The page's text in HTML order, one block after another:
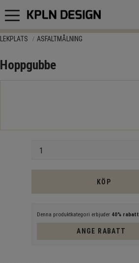
Meny
LEKPLATS ASFALTMÅLNING
Hoppgubbe
KÖP
Denna produktkategori erbjuder 40% rabatt
ANGE RABATT